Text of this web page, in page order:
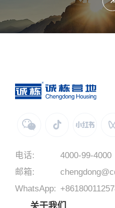
电话:
4000-99-4000
邮箱:
WhatsApp:
关于我们